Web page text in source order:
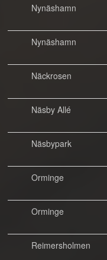
Nynäshamn
Nynäshamn
Näckrosen
Näsby Allé
Näsbypark
Orminge
Orminge
Reimersholmen